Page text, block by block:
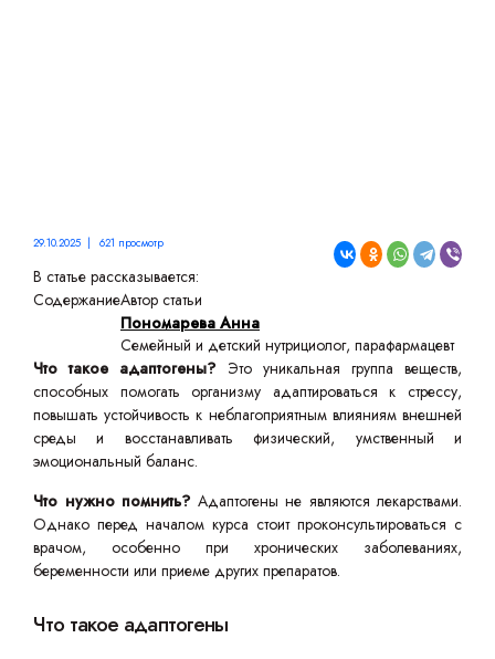
29.10.2025 | 621 просмотр
В статье рассказывается:
СодержаниеАвтор статьи
Пономарева Анна
Семейный и детский нутрициолог, парафармацевт
Что такое адаптогены? Это уникальная группа веществ,
способных помогать организму адаптироваться к стрессу,
повышать устойчивость к неблагоприятным влияниям внешней
среды и восстанавливать физический, умственный и
эмоциональный баланс.
Что нужно помнить? Адаптогены не являются лекарствами.
Однако перед началом курса стоит проконсультироваться с
врачом, особенно при хронических заболеваниях,
беременности или приеме других препаратов.
Что такое адаптогены